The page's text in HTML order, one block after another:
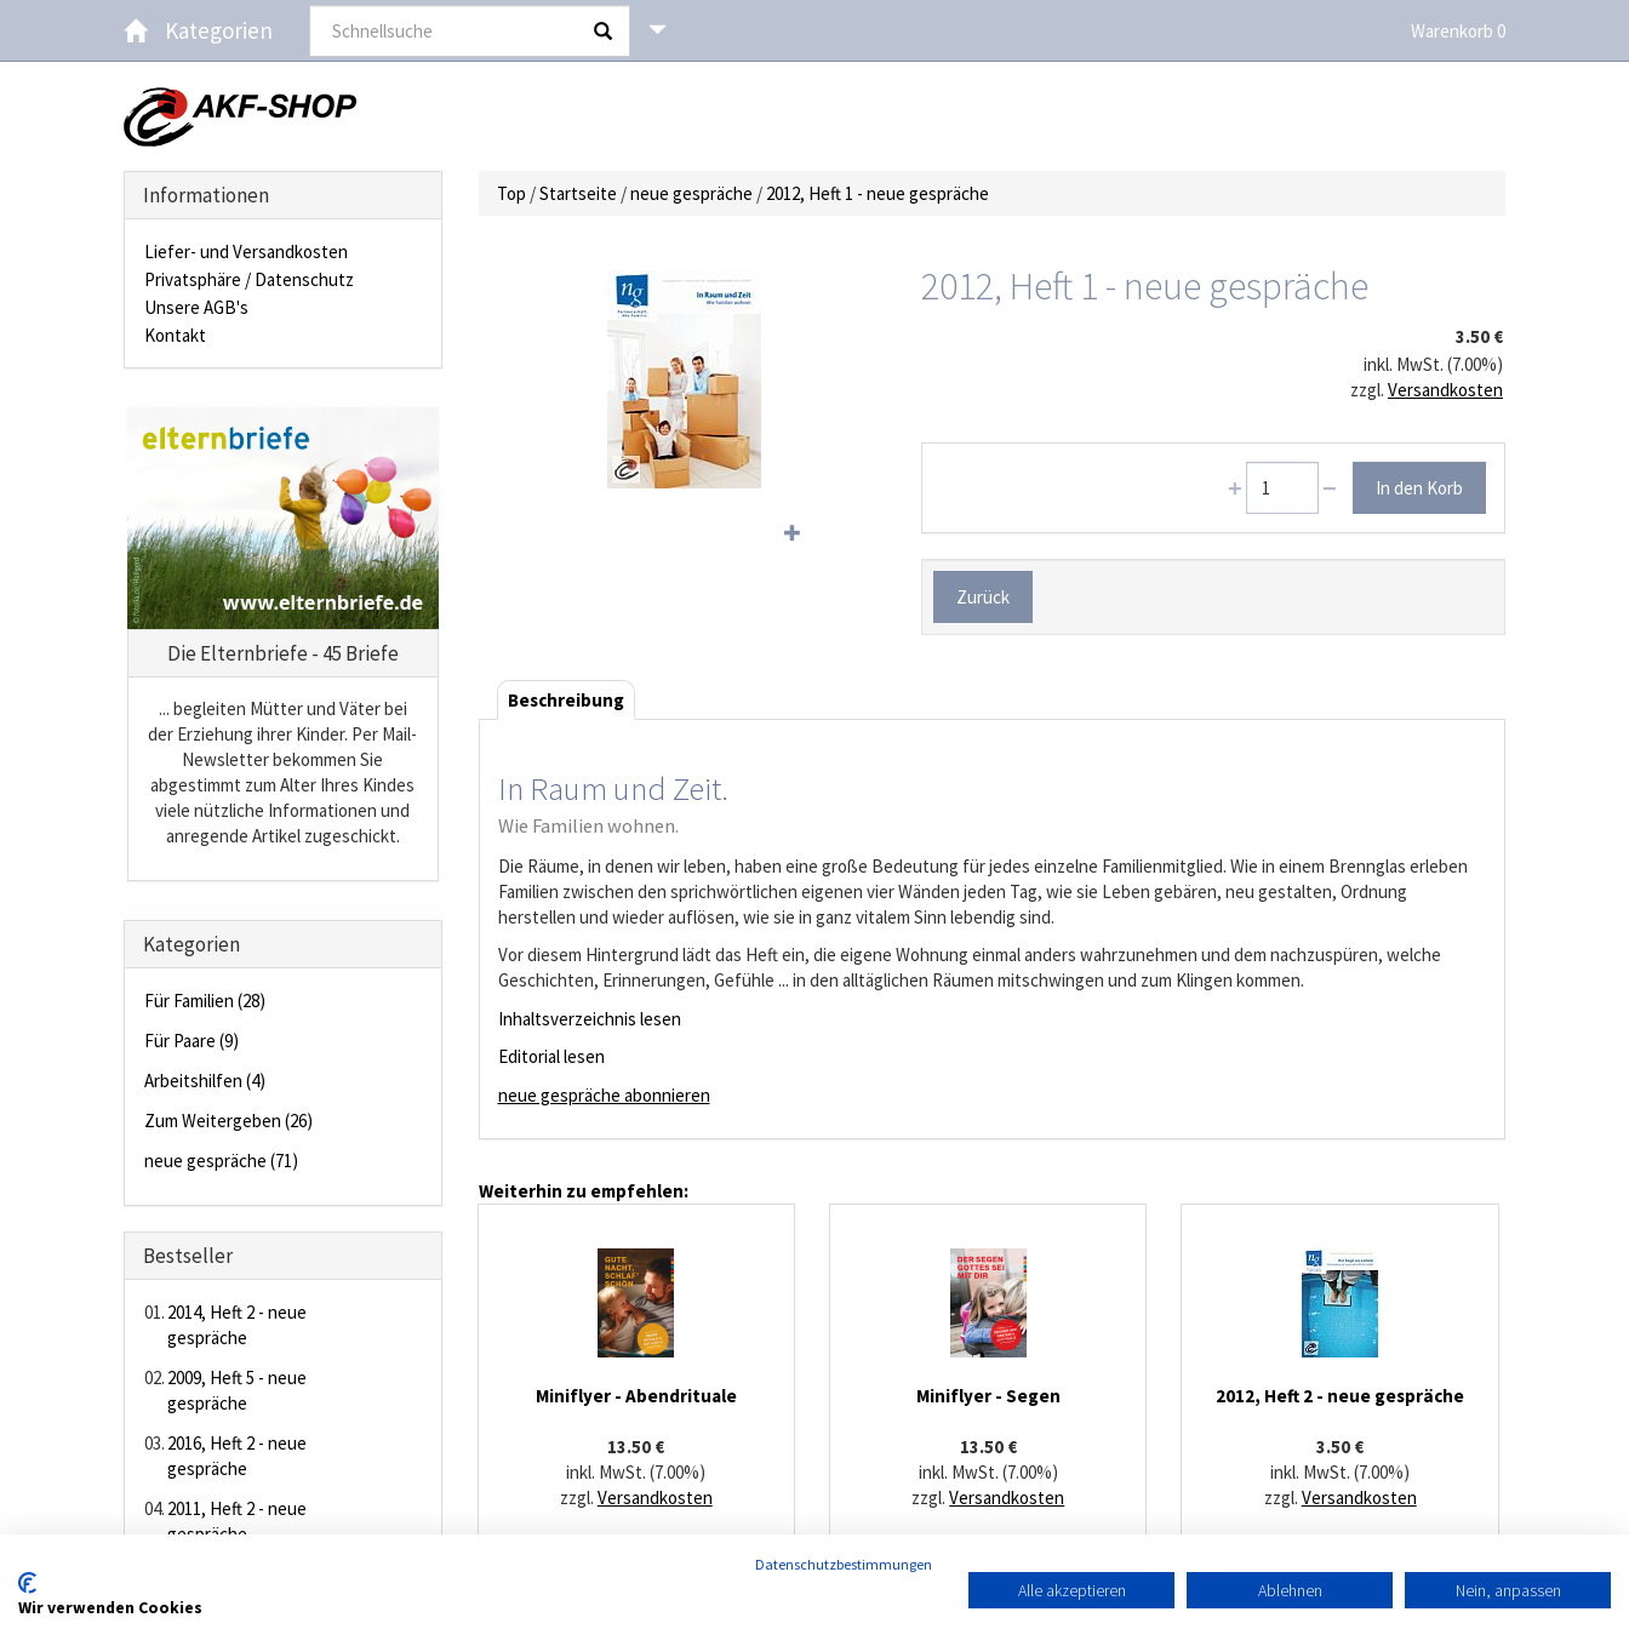
Kategorien Warenkorb 0
Top /Startseite /neue gespräche / 2012, Heft 1 - neue gespräche
2012, Heft 1 - neue gespräche
3.50 €
inkl. MwSt. (7.00%)
zzgl. Versandkosten
Zurück
Beschreibung
In Raum und Zeit.
Wie Familien wohnen.
Die Räume, in denen wir leben, haben eine große Bedeutung für jedes einzelne Familienmitglied. Wie in einem Brennglas erleben
Familien zwischen den sprichwörtlichen eigenen vier Wänden jeden Tag, wie sie Leben gebären, neu gestalten, Ordnung
herstellen und wieder auflösen, wie sie in ganz vitalem Sinn lebendig sind.
Vor diesem Hintergrund lädt das Heft ein, die eigene Wohnung einmal anders wahrzunehmen und dem nachzuspüren, welche
Geschichten, Erinnerungen, Gefühle ... in den alltäglichen Räumen mitschwingen und zum Klingen kommen.
Inhaltsverzeichnis lesen
Editorial lesen
neue gespräche abonnieren
Weiterhin zu empfehlen:
Miniflyer - Abendrituale
13.50 €
inkl. MwSt. (7.00%)
zzgl. Versandkosten
Miniflyer - Segen
13.50 €
inkl. MwSt. (7.00%)
zzgl.Versandkosten
2012, Heft 2 - neue gespräche
3.50 €
inkl. MwSt. (7.00%)
zzgl. Versandkosten
Informationen
Liefer- und Versandkosten
Privatsphäre / Datenschutz
Unsere AGB's
Kontakt
Die Elternbriefe - 45 Briefe
... begleiten Mütter und Väter bei
der Erziehung ihrer Kinder. Per Mail-
Newsletter bekommen Sie
abgestimmt zum Alter Ihres Kindes
viele nützliche Informationen und
anregende Artikel zugeschickt.
Kategorien
Für Familien (28)
Für Paare (9)
Arbeitshilfen (4)
Zum Weitergeben (26)
neue gespräche (71)
Bestseller
01. 2014, Heft 2 - neue
gespräche
02. 2009, Heft 5 - neue
gespräche
03. 2016, Heft 2 - neue
gespräche
04. 2011, Heft 2 - neue
gespräche
gespräche
Datenschutzbestimmungen
Wir verwenden Cookies
Alle akzeptieren Ablehnen Nein, anpassen